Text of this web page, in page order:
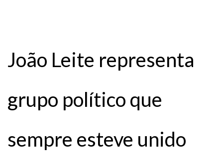
João Leite representa
grupo político que
sempre esteve unido